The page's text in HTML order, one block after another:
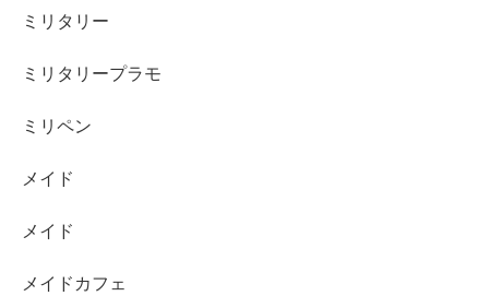
ミリタリー
ミリタリープラモ
ミリペン
メイド
メイド
メイドカフェ